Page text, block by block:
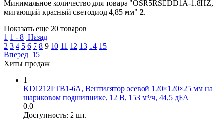
Минимальное количество для товара "OSR5RSEDD1A-1.8HZ,
мигающий красный светодиод 4,85 мм" 2.
Показать еще 20 товаров
1 1 - 8 Назад
2 3 4 5 6 7 8 9 10 11 12 13 14 15
Вперед 15
Хиты продаж
1
KD1212PTB1-6A, Вентилятор осевой 120×120×25 мм на
шариковом подшипнике, 12 В, 153 м³/ч, 44,5 дБА
0.0
Доступность: 2 шт.